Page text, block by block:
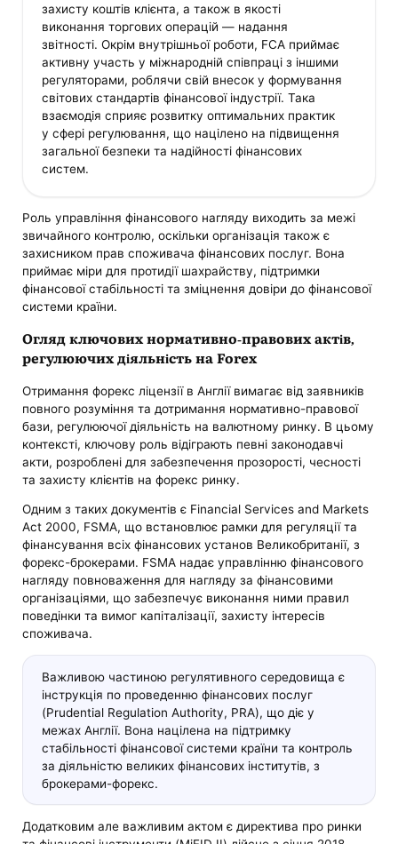
захисту коштів клієнта, а також в якості
виконання торгових операцій — надання
звітності. Окрім внутрішньої роботи, FCA приймає
активну участь у міжнародній співпраці з іншими
регуляторами, роблячи свій внесок у формування
світових стандартів фінансової індустрії. Така
взаємодія сприяє розвитку оптимальних практик
у сфері регулювання, що націлено на підвищення
загальної безпеки та надійності фінансових
систем.
Роль управління фінансового нагляду виходить за межі
звичайного контролю, оскільки організація також є
захисником прав споживача фінансових послуг. Вона
приймає міри для протидії шахрайству, підтримки
фінансової стабільності та зміцнення довіри до фінансової
системи країни.
Огляд ключових нормативно-правових актів,
регулюючих діяльність на Forex
Отримання форекс ліцензії в Англії вимагає від заявників
повного розуміння та дотримання нормативно-правової
бази, регулюючої діяльність на валютному ринку. В цьому
контексті, ключову роль відіграють певні законодавчі
акти, розроблені для забезпечення прозорості, чесності
та захисту клієнтів на форекс ринку.
Одним з таких документів є Financial Services and Markets
Act 2000, FSMA, що встановлює рамки для регуляції та
фінансування всіх фінансових установ Великобританії, з
форекс-брокерами. FSMA надає управлінню фінансового
нагляду повноваження для нагляду за фінансовими
організаціями, що забезпечує виконання ними правил
поведінки та вимог капіталізації, захисту інтересів
споживача.
Важливою частиною регулятивного середовища є
інструкція по проведенню фінансових послуг
(Prudential Regulation Authority, PRA), що діє у
межах Англії. Вона націлена на підтримку
стабільності фінансової системи країни та контроль
за діяльністю великих фінансових інститутів, з
брокерами-форекс.
Додатковим але важливим актом є директива про ринки